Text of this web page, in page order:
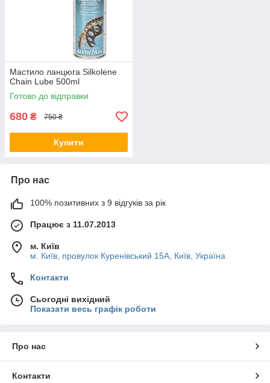
Мастило ланцюга Silkolene
Chain Lube 500ml
Готово до відправки
680 ₴ 750 ₴
Купити
Про нас
100% позитивних з 9 відгуків за рік
Працює з 11.07.2013
м. Київ
м. Київ, провулок Куренівський 15А, Київ, Україна
Контакти
Сьогодні вихідний
Показати весь графік роботи
Про нас
Контакти